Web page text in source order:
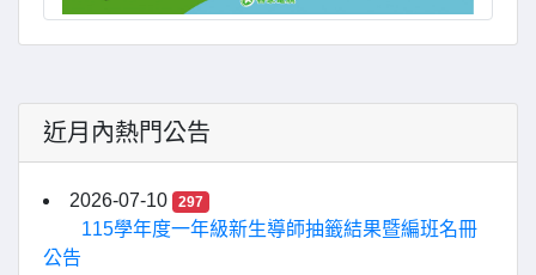
近月內熱門公告
2026-07-10 297
115學年度一年級新生導師抽籤結果暨編班名冊
公告